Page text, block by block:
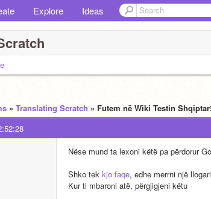
Explore Ideas
» Translating Scratch » Futem në Wiki Testin
Nëse mund ta lexoni këtë pa përdorur
Shko tek kjo faqe, edhe merrni një
Kur ti mbaroni atë, përgjigjeni këtu